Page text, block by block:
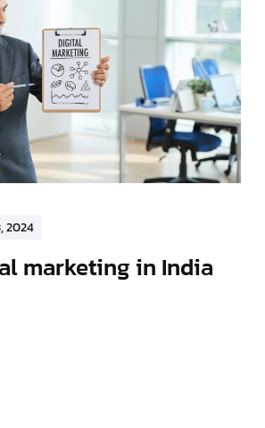
2024
marketing in India